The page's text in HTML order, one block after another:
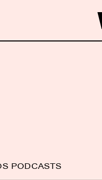
PODCASTS